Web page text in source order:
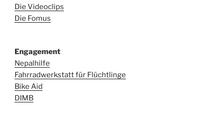
Die Videoclips
Die Fomus
Engagement
Nepalhilfe
Fahrradwerkstatt für Flüchtlinge
Bike Aid
DIMB